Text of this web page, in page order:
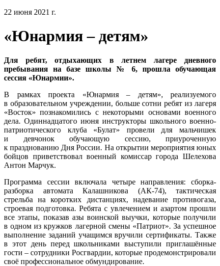
22 июня 2021 г.
«Юнармия – детям»
Для ребят, отдыхающих в летнем лагере дневного
пребывания на базе школы № 6, прошла обучающая
сессия «Юнармии».
В рамках проекта «Юнармия – детям», реализуемого
в образовательном учреждении, больше сотни ребят из лагеря
«Восток» познакомились с некоторыми основами военного
дела. Одиннадцатого июня инструкторы школьного военно-
патриотического клуба «Булат» провели для мальчишек
и девчонок обучающую сессию, приуроченную
к празднованию Дня России. На открытии мероприятия юных
бойцов приветствовал военный комиссар города Шелехова
Антон Марчук.
Программа сессии включала четыре направления: сборка-
разборка автомата Калашникова (АК-74), тактическая
стрельба на коротких дистанциях, надевание противогаза,
строевая подготовка. Ребята с увлечением и азартом прошли
все этапы, показав азы воинской выучки, которые получили
в одном из кружков лагерной смены «Патриот». За успешное
выполнение заданий учащимся вручили сертификаты. Также
в этот день перед школьниками выступили приглашённые
гости – сотрудники Росгвардии, которые продемонстрировали
своё профессиональное обмундирование.